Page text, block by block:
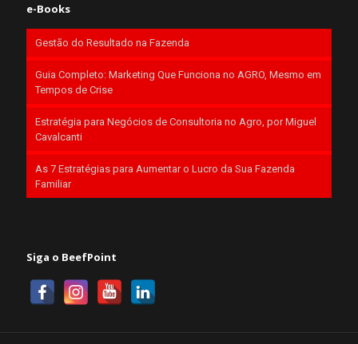
e-Books
Gestão do Resultado na Fazenda
Guia Completo: Marketing Que Funciona no AGRO, Mesmo em
Tempos de Crise
Estratégia para Negócios de Consultoria no Agro, por Miguel
Cavalcanti
As 7 Estratégias para Aumentar o Lucro da Sua Fazenda
Familiar
Siga o BeefPoint